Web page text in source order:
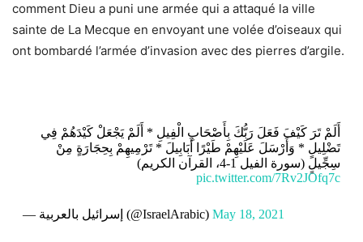
comment Dieu a puni une armée qui a attaqué la ville
sainte de La Mecque en envoyant une volée d’oiseaux qui
ont bombardé l’armée d’invasion avec des pierres d’argile.
أَلَمْ تَرَ كَيْفَ فَعَلَ رَبُّكَ بِأَصْحَابِ الْفِيلِ * أَلَمْ يَجْعَلْ كَيْدَهُمْ فِي
تَضْلِيلٍ * وَأَرْسَلَ عَلَيْهِمْ طَيْرًا أَبَابِيلَ * تَرْمِيهِمْ بِحِجَارَةٍ مِنْ
سِجِّيلٍ (سورة الفيل 1-4، القرآن الكريم)
pic.twitter.com/7Rv2JOfq7c
— إسرائيل بالعربية (@IsraelArabic) May 18, 2021